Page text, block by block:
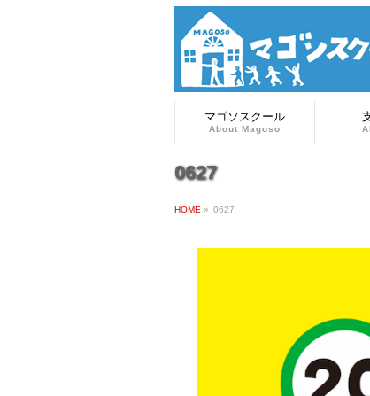
マゴソスクール
About Magoso
0627
HOME » 0627